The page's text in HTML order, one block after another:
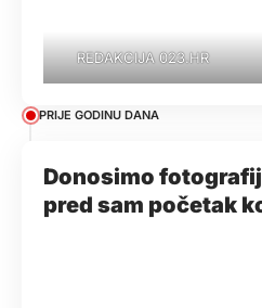
REDAKCIJA 023.HR
PRIJE GODINU DANA
Donosimo
pred sam početak